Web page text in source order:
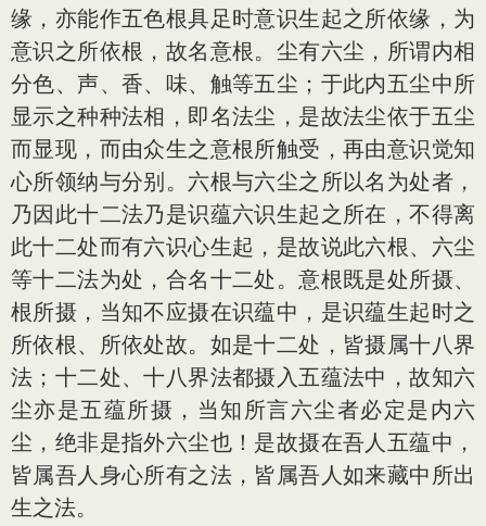
缘，亦能作五色根具足时意识生起之所依缘，为
意识之所依根，故名意根。尘有六尘，所谓内相
分色、声、香、味、触等五尘；于此内五尘中所
显示之种种法相，即名法尘，是故法尘依于五尘
而显现，而由众生之意根所触受，再由意识觉知
心所领纳与分别。六根与六尘之所以名为处者，
乃因此十二法乃是识蕴六识生起之所在，不得离
此十二处而有六识心生起，是故说此六根、六尘
等十二法为处，合名十二处。意根既是处所摄、
根所摄，当知不应摄在识蕴中，是识蕴生起时之
所依根、所依处故。如是十二处，皆摄属十八界
法；十二处、十八界法都摄入五蕴法中，故知六
尘亦是五蕴所摄，当知所言六尘者必定是内六
尘，绝非是指外六尘也！是故摄在吾人五蕴中，
皆属吾人身心所有之法，皆属吾人如来藏中所出
生之法。